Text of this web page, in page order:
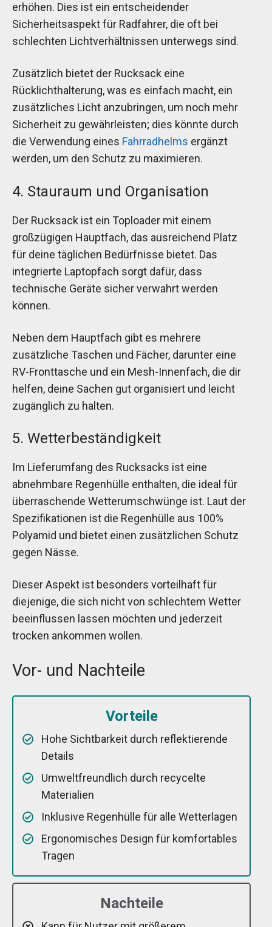
erhöhen. Dies ist ein entscheidender
Sicherheitsaspekt für Radfahrer, die oft bei
schlechten Lichtverhältnissen unterwegs sind.
Zusätzlich bietet der Rucksack eine
Rücklichthalterung, was es einfach macht, ein
zusätzliches Licht anzubringen, um noch mehr
Sicherheit zu gewährleisten; dies könnte durch
die Verwendung eines Fahrradhelms ergänzt
werden, um den Schutz zu maximieren.
4. Stauraum und Organisation
Der Rucksack ist ein Toploader mit einem
großzügigen Hauptfach, das ausreichend Platz
für deine täglichen Bedürfnisse bietet. Das
integrierte Laptopfach sorgt dafür, dass
technische Geräte sicher verwahrt werden
können.
Neben dem Hauptfach gibt es mehrere
zusätzliche Taschen und Fächer, darunter eine
RV-Fronttasche und ein Mesh-Innenfach, die dir
helfen, deine Sachen gut organisiert und leicht
zugänglich zu halten.
5. Wetterbeständigkeit
Im Lieferumfang des Rucksacks ist eine
abnehmbare Regenhülle enthalten, die ideal für
überraschende Wetterumschwünge ist. Laut der
Spezifikationen ist die Regenhülle aus 100%
Polyamid und bietet einen zusätzlichen Schutz
gegen Nässe.
Dieser Aspekt ist besonders vorteilhaft für
diejenige, die sich nicht von schlechtem Wetter
beeinflussen lassen möchten und jederzeit
trocken ankommen wollen.
Vor- und Nachteile
Vorteile
Hohe Sichtbarkeit durch reflektierende
Details
Umweltfreundlich durch recycelte
Materialien
Inklusive Regenhülle für alle Wetterlagen
Ergonomisches Design für komfortables
Tragen
Nachteile